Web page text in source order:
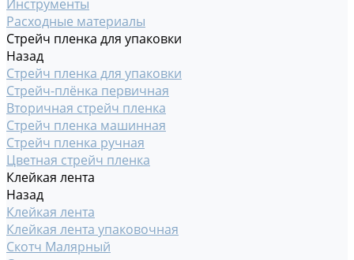
Инструменты
Расходные материалы
Стрейч пленка для упаковки
Назад
Стрейч пленка для упаковки
Стрейч-плёнка первичная
Вторичная стрейч пленка
Стрейч пленка машинная
Стрейч пленка ручная
Цветная стрейч пленка
Клейкая лента
Назад
Клейкая лента
Клейкая лента упаковочная
Скотч Малярный